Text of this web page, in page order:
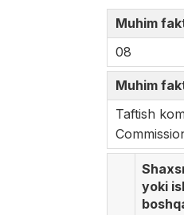
Muhim
08
Muhim
Taftish
yoki